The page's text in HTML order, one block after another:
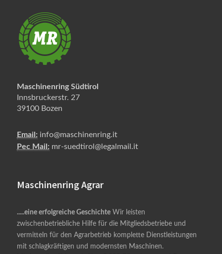
Maschinenring Südtirol
Innsbruckerstr. 27
39100 Bozen
Email: info@maschinenring.it
Pec Mail: mr-suedtirol@legalmail.it
Maschinenring Agrar
.....eine erfolgreiche Geschichte Wir leisten
zwischenbetriebliche Hilfe für die Mitgliedsbetriebe und
vermitteln für den Agrarbetrieb komplette Dienstleistungen
mit schlagkräftigen und modernsten Maschinen.